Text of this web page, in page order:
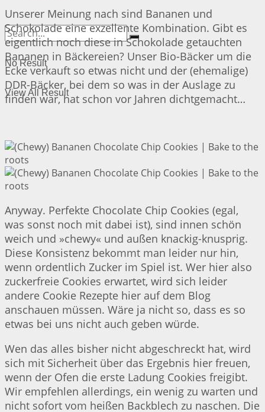
No Result
View All Result
Unserer Meinung nach sind Bananen und
Schokolade eine exzellente Kombination. Gibt es
eigentlich noch diese in Schokolade getauchten
Bananen in Bäckereien? Unser Bio-Bäcker um die
Ecke verkauft so etwas nicht und der (ehemalige)
DDR-Bäcker, bei dem so was in der Auslage zu
finden war, hat schon vor Jahren dichtgemacht…
Anyway. Perfekte Chocolate Chip Cookies (egal,
was sonst noch mit dabei ist), sind innen schön
weich und »chewy« und außen knackig-knusprig.
Diese Konsistenz bekommt man leider nur hin,
wenn ordentlich Zucker im Spiel ist. Wer hier also
zuckerfreie Cookies erwartet, wird sich leider
andere Cookie Rezepte hier auf dem Blog
anschauen müssen. Wäre ja nicht so, dass es so
etwas bei uns nicht auch geben würde.
Wen das alles bisher nicht abgeschreckt hat, wird
sich mit Sicherheit über das Ergebnis hier freuen,
wenn der Ofen die erste Ladung Cookies freigibt.
Wir empfehlen allerdings, ein wenig zu warten und
nicht sofort vom heißen Backblech zu naschen. Die